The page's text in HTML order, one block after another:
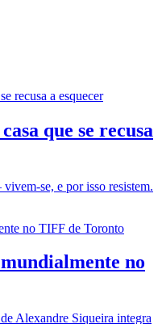
que se recusa
se, e por isso resistem.
no
Alexandre Siqueira integra